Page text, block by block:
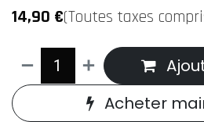
14,90 €(Toutes taxes
Acheter